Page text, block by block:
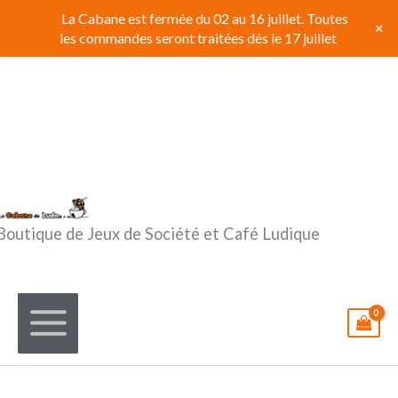
contenu
de Jeux de Société et Café Ludique
La Cabane est fermée du 02 au 16 juillet. Toutes
les commandes seront traitées dés le 17 juillet
+